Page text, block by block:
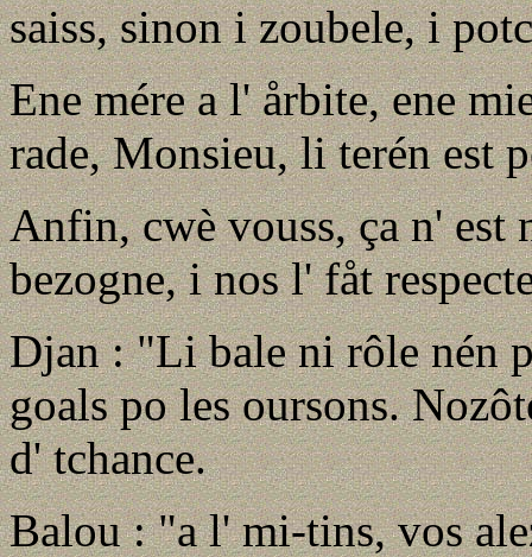
saiss, sinon i zoubele, i
Ene mére a l' årbite, ene
rade, Monsieu, li terén est
Anfin, cwè vouss, ça n' est
bezogne, i nos l' fåt
Djan : "Li bale ni rôle nén
goals po les oursons.
d' tchance.
Balou : "a l' mi-tins, vos